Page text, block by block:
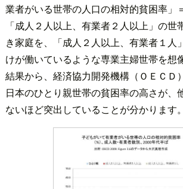
業者がいる世帯の人口の相対的貧困率」
「成人２人以上、有業者２人以上」の世
き家庭を、「成人２人以上、有業者１人
けが働いているような専業主婦世帯を想
結果から、経済協力開発機構（ＯＥＣＤ
日本のひとり親世帯の貧困率の高さが、
ないほど突出していることが分かります。